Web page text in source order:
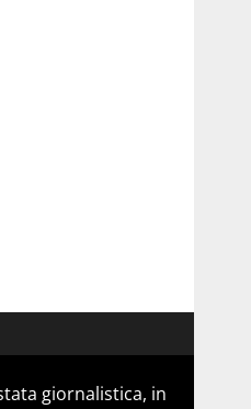
giornalistica, in